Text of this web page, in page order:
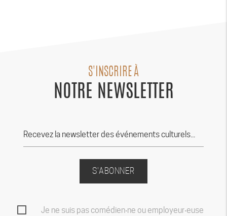
S'INSCRIRE À
NOTRE NEWSLETTER
S'ABONNER
Je ne suis pas comédien‧ne ou employeur‧euse